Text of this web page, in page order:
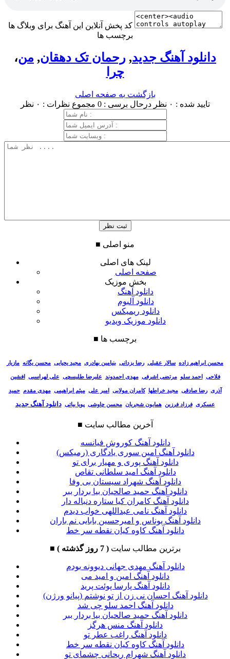
کد پخش آنلاین این آهنگ برای وبلاگ ها
برچسب ها
، دانلود آهنگ جدید, رحمان تک دهقان, من
چرا
بازگشت به صفحه اصلی
تایید شده : ۰ نظر
درحال برسی : 0 مجموع نظرات : ۰ نظر
■ منو اصلی
لینک های اصلی
صفحه اصلی
بخش موزیک
دانلود آهنگ
دانلود آلبوم
دانلود ریمیکس
دانلود موزیک ویدیو
■ برچسب ها
محسن ابراهیم زاده سالار عقیلی رضا یزدانی بنیامین بهادری مجید یحیایی محسن یگانه مازیار
فلاحی احمد سلو مرتضی اشرفی مهدی احمدوند علیرضا طلیسچی علی لهراسبی افشین
آذری رضا صادقی مجید خراطها کامران مولایی امیر علی میثم ابراهیمی مهدی مقدم حمید
عسکری فرزاد فرزین همایون شجریان محسن چاوشی پویا بیاتی دانلود آهنگ جدید
■ آخرین مطالب سایت
دانلود آهنگ کوروش فیانسه
دانلود آهنگ امین سوری یادگاری (رمیکس)
دانلود آهنگ پوری و مهیار برای تو
دانلود آهنگ امید سلطانی تقاص
دانلود آهنگ شهراد سیستان بی وفا
دانلود آهنگ حمید صالحیان بیا بردار ببر
دانلود آهنگ کامران کیا ستاره دنباله دار
دانلود آهنگ نامی عبداللهی خواب دیدم
دانلود آهنگ یوناس و امیرحسین بابایی نم باران
دانلود آهنگ کاوه کیان نقطه سر خط
■ برترین مطالب سایت( 7 روز گذشته )
دانلود آهنگ مهدی جهانی دیوونه بودم
دانلود آهنگ امین و امید می
دانلود آهنگ پارسا پوئت پرید
دانلود آهنگ احسان نی زن از تو نوشتم (پیانو ورژن)
دانلود آهنگ احمد سلو چی شد
دانلود آهنگ حمید صالحیان بیا بردار ببر
دانلود آهنگ منس هرگز
دانلود آهنگ راغب عطر تو
دانلود آهنگ کاوه کیان نقطه سر خط
دانلود آهنگ شهرام ریحانی چشمای تو